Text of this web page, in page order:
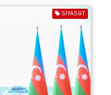
SIYASƏT